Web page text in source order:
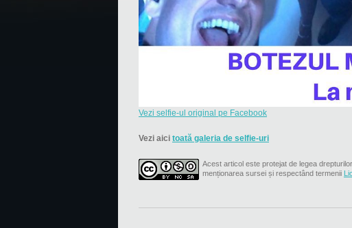
Vezi selfie-ul original pe Facebook
Vezi aici toată galeria de selfie-uri
Acest articol este protejat de legea
menționarea sursei și respectând termenii